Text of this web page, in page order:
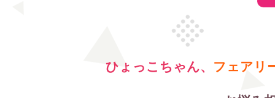
ひょっこちゃん、 フェアリ